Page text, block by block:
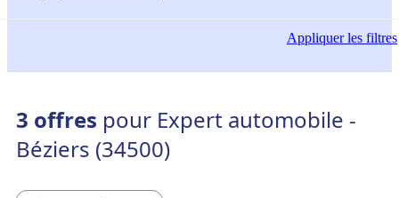
Appliquerles filtres
3 offres pour Expert automobile -
Béziers (34500)